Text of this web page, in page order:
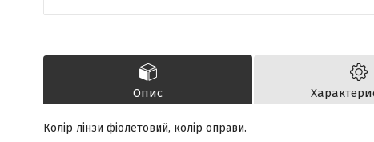
Опис
Колір лінзи фіолетовий, колір оправи.